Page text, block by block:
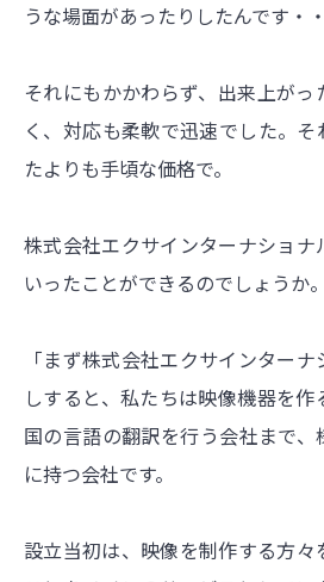
うな場面があったりしたんです・・
それにもかかわらず、出来上が
く、対応も柔軟で迅速でした。
たよりも手頃な価格で。
株式会社エクサインターナショナ
いったことができるのでしょうか。
「まず株式会社エクサインター
しすると、私たちは映像機器を
国の言語の翻訳を行う会社まで
に持つ会社です。
設立当初は、映像を制作する方々